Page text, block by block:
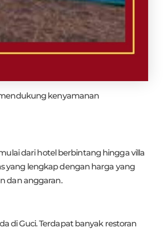
kenyamanan
dari hotel berbintang hingga villa
yang lengkap dengan harga yang
dan anggaran.
di Guci. Terdapat banyak restoran